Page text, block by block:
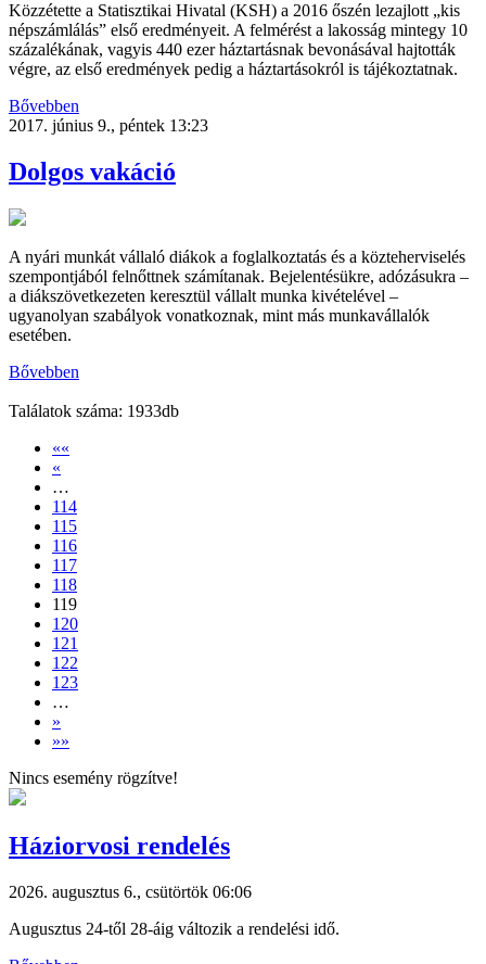
Közzétette a Statisztikai Hivatal (KSH) a 2016 őszén lezajlott „kis
népszámlálás” első eredményeit. A felmérést a lakosság mintegy 10
százalékának, vagyis 440 ezer háztartásnak bevonásával hajtották
végre, az első eredmények pedig a háztartásokról is tájékoztatnak.
Bővebben
2017. június 9., péntek 13:23
Dolgos vakáció
A nyári munkát vállaló diákok a foglalkoztatás és a közteherviselés
szempontjából felnőttnek számítanak. Bejelentésükre, adózásukra –
a diákszövetkezeten keresztül vállalt munka kivételével –
ugyanolyan szabályok vonatkoznak, mint más munkavállalók
esetében.
Bővebben
Találatok száma: 1933db
««
«
…
114
115
116
117
118
119
120
121
122
123
…
»
»»
Nincs esemény rögzítve!
Háziorvosi rendelés
2026. augusztus 6., csütörtök 06:06
Augusztus 24-től 28-áig változik a rendelési idő.